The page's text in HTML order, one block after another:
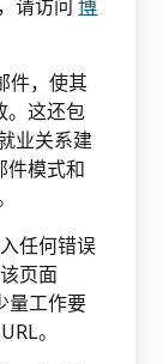
请访问博
件，使其
。这还包
业关系建
件模式和
任何错误
页面
量工作要
。